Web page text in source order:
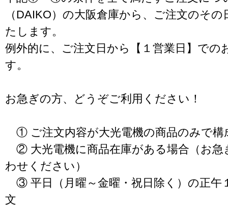
（DAIKO）の大阪倉庫から、ご注文のそ
たします。
例外的に、ご注文日から【１営業日】での
す。
お急ぎの方、どうぞご利用ください！
① ご注文内容が大光電機の商品のみで構
② 大光電機に商品在庫がある場合（お急
わせください）
③ 平日（月曜～金曜・祝日除く）の正午
文